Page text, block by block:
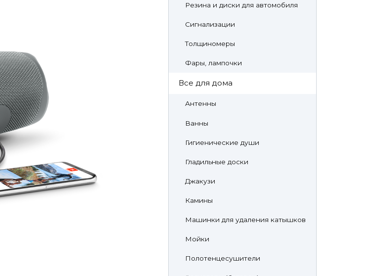
Резина и диски для автомобиля
Сигнализации
Толщиномеры
Фары, лампочки
Все для дома
Антенны
Ванны
Гигиенические души
Гладильные доски
Джакузи
Камины
Машинки для удаления катышков
Мойки
Полотенцесушители